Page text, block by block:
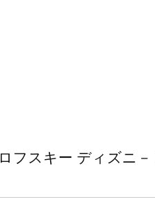
フスキー ディズニ